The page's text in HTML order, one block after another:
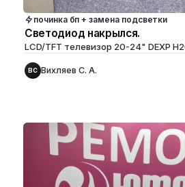
починка бп + замена подсветки
Светодиод накрылся.
LCD/TFT телевизор 20-24" DEXP
ВС Вихляев С. А.